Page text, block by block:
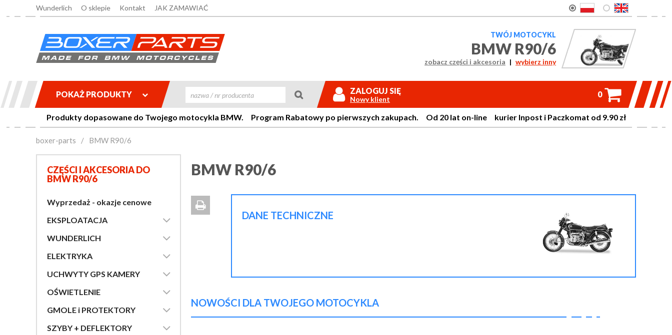
Wunderlich O sklepie Kontakt JAK ZAMAWIAĆ
TWÓJ MOTOCYKL
BMW R90/6
zobacz części i akcesoria | wybierz inny
POKAŻ PRODUKTY  
0
 ZALOGUJ SIĘ
Nowy klient
Produkty dopasowane do Twojego motocykla BMW. Program Rabatowy po pierwszych zakupach. Od 20 lat on-line kurier Inpost i Paczkomat od 9.90 zł
boxer-parts / BMW R90/6
CZĘŚCI I AKCESORIA DO
BMW R90/6
Wyprzedaż - okazje cenowe

EKSPLOATACJA

WUNDERLICH

ELEKTRYKA

UCHWYTY GPS KAMERY

OŚWIETLENIE

GMOLE i PROTEKTORY

SZYBY + DEFLEKTORY
BMW R90/6

DANE TECHNICZNE
NOWOŚCI DLA TWOJEGO MOTOCYKLA